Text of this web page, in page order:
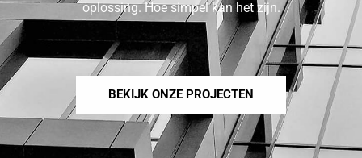
oplossing. Hoe simpel kan het zijn.
BEKIJK ONZE PROJECTEN